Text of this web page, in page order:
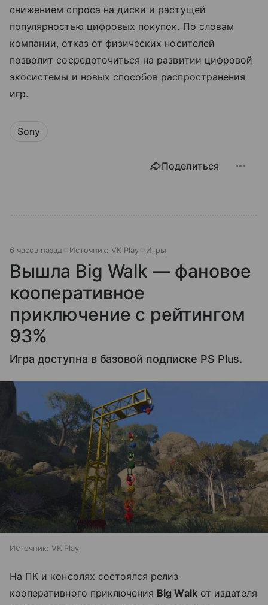
снижением спроса на диски и растущей
популярностью цифровых покупок. По словам
компании, отказ от физических носителей
позволит сосредоточиться на развитии цифровой
экосистемы и новых способов распространения
игр.
Sony
Поделиться
6 часов назад Источник: VK Play Игры
Вышла Big Walk — фановое
кооперативное
приключение с рейтингом
93%
Игра доступна в базовой подписке PS Plus.
Источник: VK Play
На ПК и консолях состоялся релиз
кооперативного приключения Big Walkот издателя